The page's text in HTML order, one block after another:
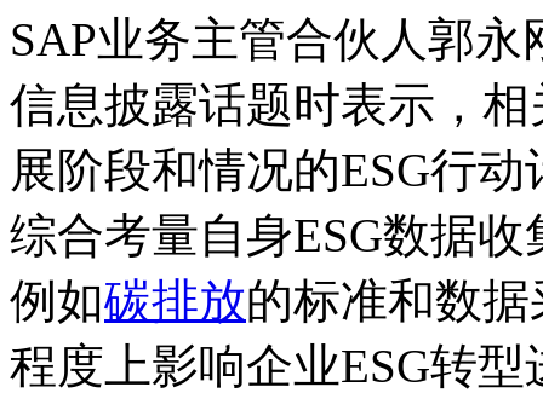
SAP业务主管合伙人郭
信息披露话题时表示，
展阶段和情况的ESG行
综合考量自身ESG数据
例如碳排放的标准和数
程度上影响企业ESG转型